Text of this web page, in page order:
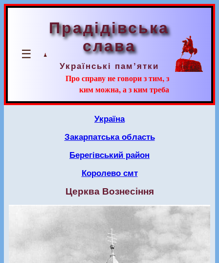
☰
Прадідівська
слава
Українські пам’ятки
Про справу не говори з тим, з
ким можна, а з ким треба
Україна
Закарпатська область
Берегівський район
Королево смт
Церква Вознесіння